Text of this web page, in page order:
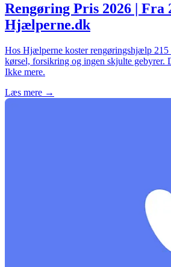
Rengøring Pris 2026 | Fra
Hjælperne.dk
Hos Hjælperne koster rengøringshjælp
kørsel, forsikring og ingen skjulte gebyrer.
Ikke mere.
Læs mere →